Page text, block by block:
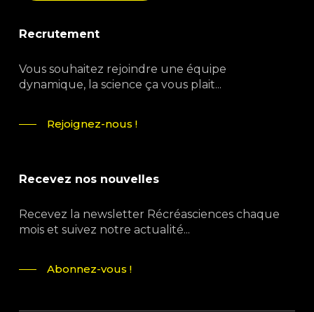
Recrutement
Vous souhaitez rejoindre une équipe
dynamique, la science ça vous plait...
Rejoignez-nous !
Recevez nos nouvelles
Recevez la newsletter Récréasciences chaque
mois et suivez notre actualité...
Abonnez-vous !